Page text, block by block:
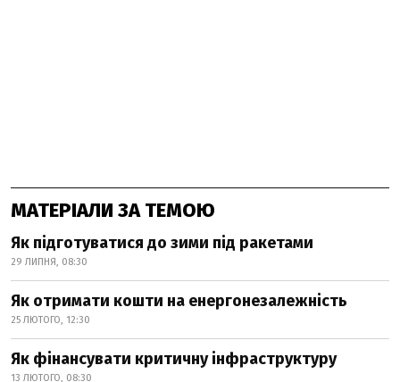
МАТЕРІАЛИ ЗА ТЕМОЮ
Як підготуватися до зими під ракетами
29 ЛИПНЯ, 08:30
Як отримати кошти на енергонезалежність
25 ЛЮТОГО, 12:30
Як фінансувати критичну інфраструктуру
13 ЛЮТОГО, 08:30